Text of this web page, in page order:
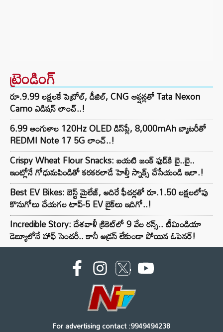
ట్రెండింగ్‌
రూ.9.99 లక్షలకే పెట్రోల్, డీజిల్, CNG ఆప్షన్లతో Tata Nexon
Camo ఎడిషన్ లాంచ్..!
6.99 అంగుళాల 120Hz OLED డిస్‌ప్లే, 8,000mAh బ్యాటరీతో
REDMI Note 17 5G లాంచ్..!
Crispy Wheat Flour Snacks: బయటి జంక్ ఫుడ్‌కి బై..బై..
ఇంట్లోనే గోధుమపిండితో కరకరలాడే హెల్తీ స్నాక్స్ చేసేయండి ఇలా.!
Best EV Bikes: బెస్ట్ మైలేజ్, అదిరే ఫీచర్లతో రూ.1.50 లక్షలలోపు
కొనుగోలు చేయగల టాప్-5 EV బైక్‌లు ఇదిగో..!
Incredible Story: దేశవాళీ క్రికెట్‌లో 9 వేల రన్స్.. టీమిండియా
డెబ్యూలోనే హాఫ్ సెంచరీ.. కానీ అడ్రస్ లేకుండా పోయిన ఓపెనర్!
For advertising contact :9949494238